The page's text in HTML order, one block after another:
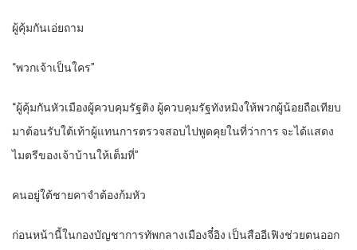
ผู้คุ้มกันเอ่ยถาม
“พวกเจ้าเป็นใคร”
“ผู้คุ้มกันหัวเมืองผู้ควบคุมรัฐติง ผู้ควบคุมรัฐทังหมิงให้พวกผู้น้อยถือเทียบ
มาต้อนรับใต้เท้าผู้แทนการตรวจสอบไปพูดคุยในที่ว่าการ จะได้แสดง
ไมตรีของเจ้าบ้านให้เต็มที่”
คนอยู่ใต้ชายคาจำต้องก้มหัว
ก่อนหน้านี้ในกองบัญชาการทัพกลางเมืองจี๋อิง เป็นสืออีเฟิงช่วยตนออก